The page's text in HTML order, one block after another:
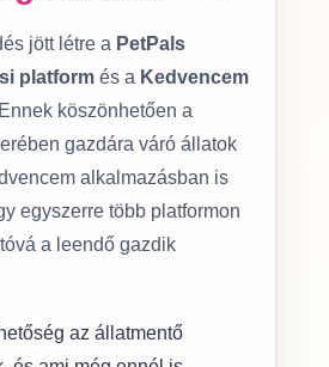
jött létre a PetPals
platform és a Kedvencem
köszönhetően a
gazdára váró állatok
alkalmazásban is
egyszerre több platformon
a leendő gazdik
az állatmentő